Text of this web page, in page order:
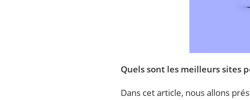
Quels sont les meilleurs sites
Dans cet article, nous allons